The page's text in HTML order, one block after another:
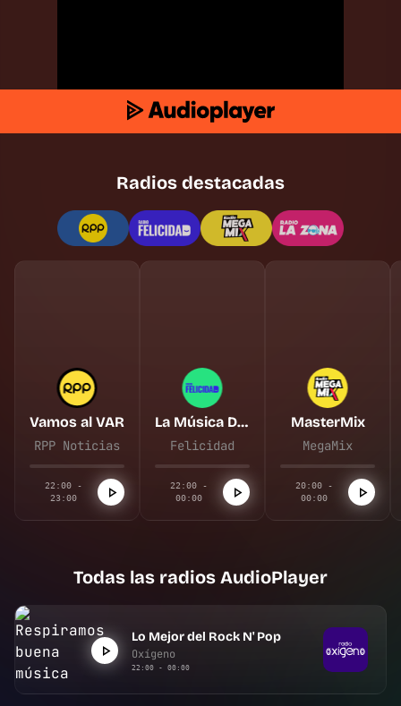
Radios destacadas
Vamos al VAR
RPP Noticias
22:00 -
23:00
La Música De Tu Vida
Felicidad
22:00 -
00:00
MasterMix
MegaMix
20:00 -
00:00
Todas las radios AudioPlayer
Lo Mejor del Rock N' Pop
Oxígeno
22:00 - 00:00